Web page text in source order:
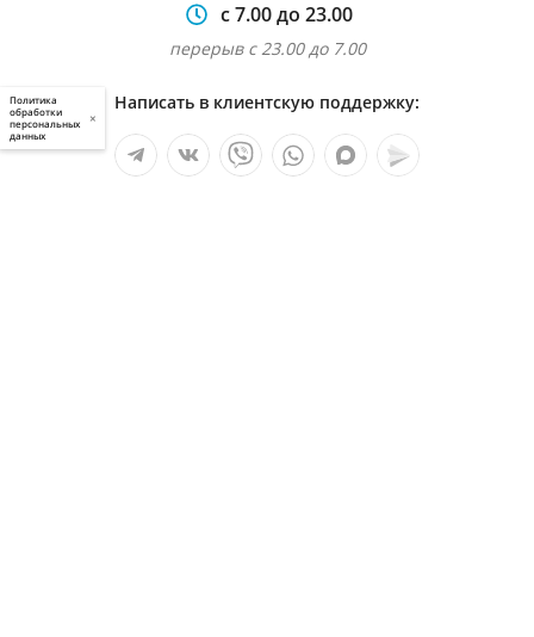
с 7.00 до 23.00
перерыв с 23.00 до 7.00
Написать в клиентскую поддержку:
Политика
обработки
персональных
данных
×